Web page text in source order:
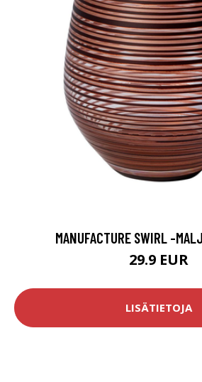
MANUFACTURE SWIRL -
29.9 EUR
LISÄTIETOJA